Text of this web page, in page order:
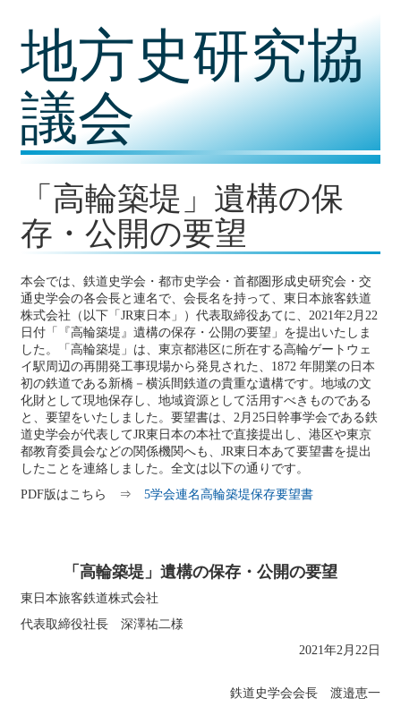
地方史研究協
議会
「高輪築堤」遺構の保
存・公開の要望
本会では、鉄道史学会・都市史学会・首都圏形成史研究会・交
通史学会の各会長と連名で、会長名を持って、東日本旅客鉄道
株式会社（以下「JR東日本」）代表取締役あてに、2021年2月22
日付「『高輪築堤』遺構の保存・公開の要望」を提出いたしま
した。「高輪築堤」は、東京都港区に所在する高輪ゲートウェ
イ駅周辺の再開発工事現場から発見された、1872 年開業の日本
初の鉄道である新橋－横浜間鉄道の貴重な遺構です。地域の文
化財として現地保存し、地域資源として活用すべきものである
と、要望をいたしました。要望書は、2月25日幹事学会である鉄
道史学会が代表してJR東日本の本社で直接提出し、港区や東京
都教育委員会などの関係機関へも、JR東日本あて要望書を提出
したことを連絡しました。全文は以下の通りです。
PDF版はこちら ⇒ 5学会連名高輪築堤保存要望書
「高輪築堤」遺構の保存・公開の要望
東日本旅客鉄道株式会社
代表取締役社長 深澤祐二様
2021年2月22日
鉄道史学会会長 渡邉恵一